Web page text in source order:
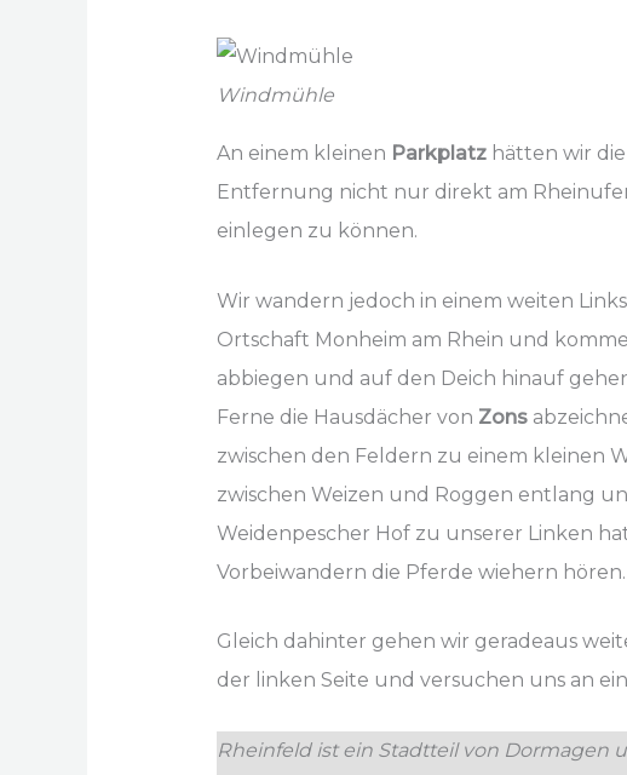
Windmühle
An einem kleinen Parkplatzhätten wir
Entfernung nicht nur direkt am
einlegen zu können.
Wir wandern jedoch in einem weiten
Ortschaft Monheim am Rhein und
abbiegen und auf den Deich hinauf
Ferne die Hausdächer von Zons
zwischen den Feldern zu einem kleinen
zwischen Weizen und Roggen entlang
Weidenpescher Hof zu unserer Linken
Vorbeiwandern die Pferde wiehern hören.
Gleich dahinter gehen wir geradeaus
der linken Seite und versuchen uns an
Rheinfeld ist ein Stadtteil von Dormagen